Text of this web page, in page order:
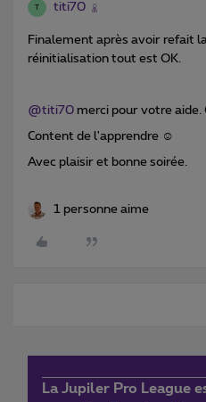
titi70
Finalement après avoir refait
réinitialisation tout est OK.
@titi70 merci pour votre aide.
Content de l'apprendre ☺️
Avec plaisir et bonne soirée.
1 personne aime
La Jupiler Pro League